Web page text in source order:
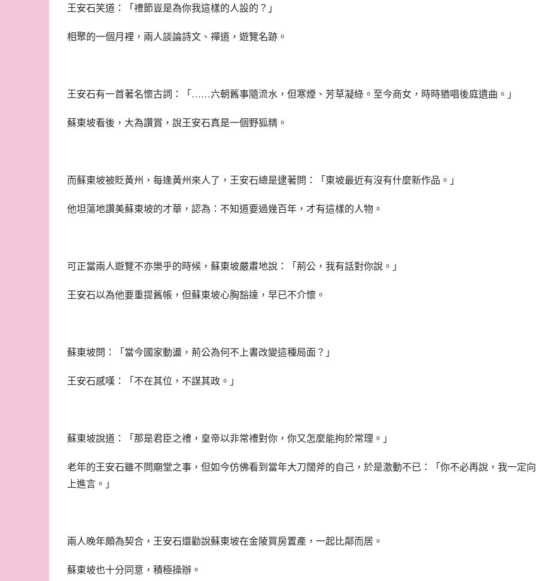
王安石笑道：「禮節豈是為你我這樣的人設的？」
相聚的一個月裡，兩人談論詩文、禪道，遊覽名跡。
王安石有一首著名懷古詞：「……六朝舊事隨流水，但寒煙、芳草凝綠。至今商女，時時猶唱後庭遺曲。」
蘇東坡看後，大為讚賞，說王安石真是一個野狐精。
而蘇東坡被貶黃州，每逢黃州來人了，王安石總是逮著問：「東坡最近有沒有什麼新作品。」
他坦蕩地讚美蘇東坡的才華，認為：不知道要過幾百年，才有這樣的人物。
可正當兩人遊覽不亦樂乎的時候，蘇東坡嚴肅地說：「荊公，我有話對你說。」
王安石以為他要重提舊帳，但蘇東坡心胸豁達，早已不介懷。
蘇東坡問：「當今國家動盪，荊公為何不上書改變這種局面？」
王安石感嘆：「不在其位，不謀其政。」
蘇東坡說道：「那是君臣之禮，皇帝以非常禮對你，你又怎麼能拘於常理。」
老年的王安石雖不問廟堂之事，但如今仿佛看到當年大刀闊斧的自己，於是激動不已：「你不必再說，我一定
上進言。」
兩人晚年頗為契合，王安石還勸說蘇東坡在金陵買房置產，一起比鄰而居。
蘇東坡也十分同意，積極操辦。